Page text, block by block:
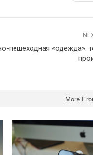
пешеходная «одежда»:
More